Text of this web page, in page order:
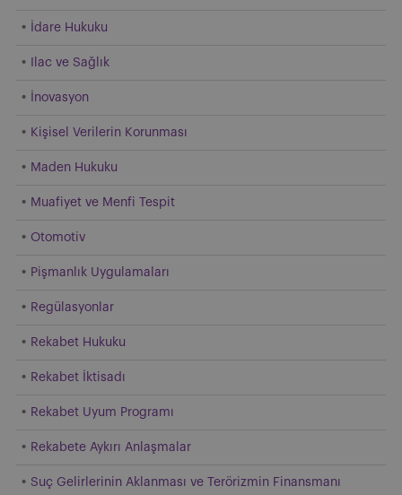
İdare Hukuku
Ilac ve Sağlık
İnovasyon
Kişisel Verilerin Korunması
Maden Hukuku
Muafiyet ve Menfi Tespit
Otomotiv
Pişmanlık Uygulamaları
Regülasyonlar
Rekabet Hukuku
Rekabet İktisadı
Rekabet Uyum Programı
Rekabete Aykırı Anlaşmalar
Suç Gelirlerinin Aklanması ve Terörizmin Finansmanı